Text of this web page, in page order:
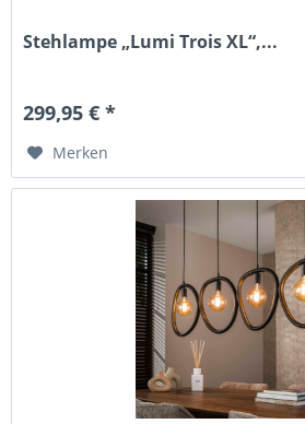
Stehlampe „Lumi Trois XL“,...
299,95 € *
Merken